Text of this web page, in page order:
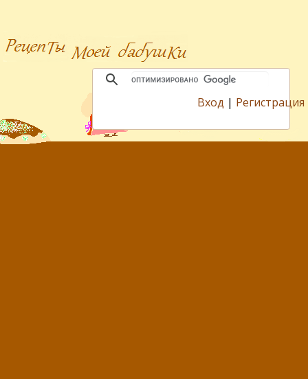
Вход | Регистрация